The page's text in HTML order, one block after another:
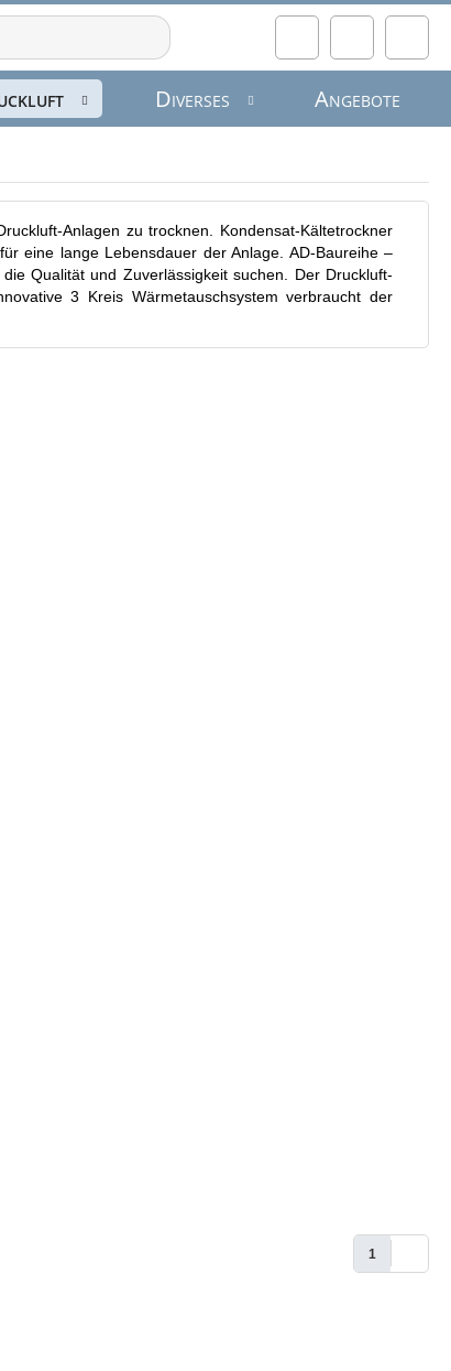
Diverses Angebote
Anlagen zu trocknen. Kondensat-Kältetrockner
eine lange Lebensdauer der Anlage. AD-Baureihe –
Qualität und Zuverlässigkeit suchen. Der Druckluft-
3 Kreis Wärmetauschsystem verbraucht der
1